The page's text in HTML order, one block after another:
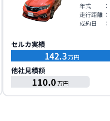
年式 ：
走行距離 ：
成約日
：
セルカ実績
142.3万円
他社見積額
110.0万円